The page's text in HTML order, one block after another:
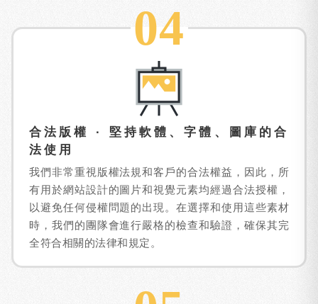
04
合法版權 · 堅持軟體、字體、圖庫的合
法使用
我們非常重視版權法規和客戶的合法權益，因此，所
有用於網站設計的圖片和視覺元素均經過合法授權，
以避免任何侵權問題的出現。在選擇和使用這些素材
時，我們的團隊會進行嚴格的檢查和驗證，確保其完
全符合相關的法律和規定。